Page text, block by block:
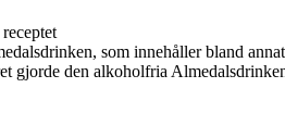
som innehåller bland
gjorde den alkoholfria